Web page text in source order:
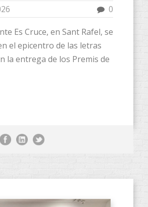
0
Es Cruce, en Sant Rafel, se
el epicentro de las letras
la entrega de los Premis de